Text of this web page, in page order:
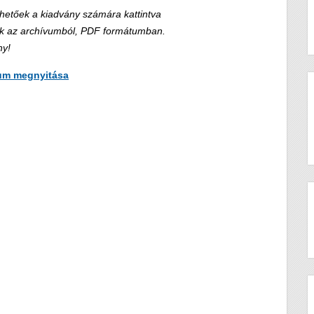
a kiadvány számára kattintva
az archívumból, PDF formátumban.
megnyitása